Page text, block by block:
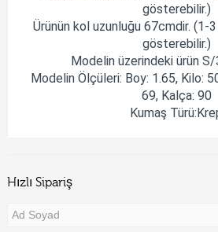
gösterebilir.)
Ürünün kol uzunluğu 67cmdir. (1-
gösterebilir.)
Modelin üzerindeki ürün
Modelin Ölçüleri: Boy: 1.65, Kilo:
69, Kalça: 90
Kumaş
Hızlı Sipariş